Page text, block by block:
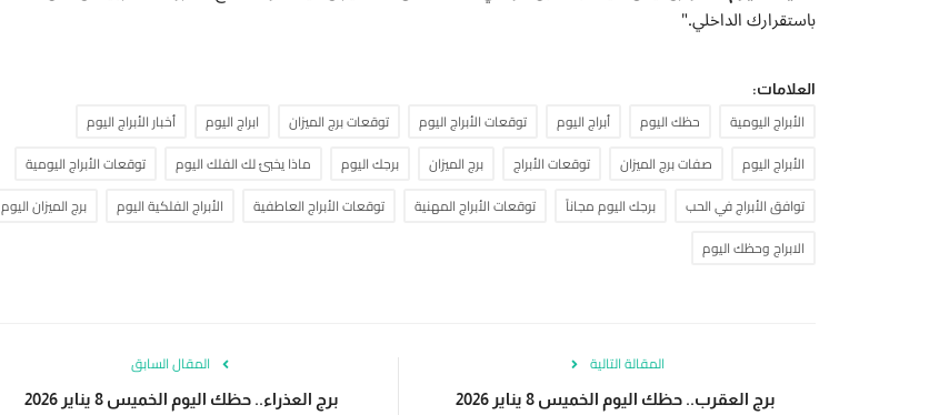
باستقرارك الداخلي."
العلامات:
الأبراج اليومية حظك اليوم أبراج اليوم توقعات الأبراج اليوم توقعات برج الميزان ابراج اليوم
أخبار الأبراج اليوم
الأبراج اليوم
صفات برج الميزان توقعات الأبراج برج الميزان برجك اليوم ماذا يخبئ لك الفلك اليوم
توقعات الأبراج اليومية
توافق الأبراج في الحب
برجك اليوم مجاناً توقعات الأبراج المهنية توقعات الأبراج العاطفية الأبراج الفلكية اليوم
برج الميزان اليوم
الابراج وحظك اليوم
المقال السابق
برج العذراء.. حظك اليوم الخميس 8 يناير 2026
المقالة التالية
برج العقرب.. حظك اليوم الخميس 8 يناير 2026